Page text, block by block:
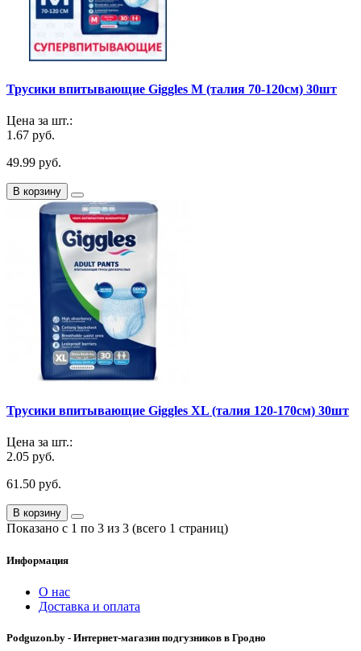
Трусики впитывающие Giggles M (талия 70-120см) 30шт
Цена за шт.:
1.67 руб.
49.99 руб.
В корзину
Трусики впитывающие Giggles XL (талия 120-170см) 30шт
Цена за шт.:
2.05 руб.
61.50 руб.
В корзину
Показано с 1 по 3 из 3 (всего 1 страниц)
Информация
О нас
Доставка и оплата
Podguzon.by - Интернет-магазин подгузников в Гродно